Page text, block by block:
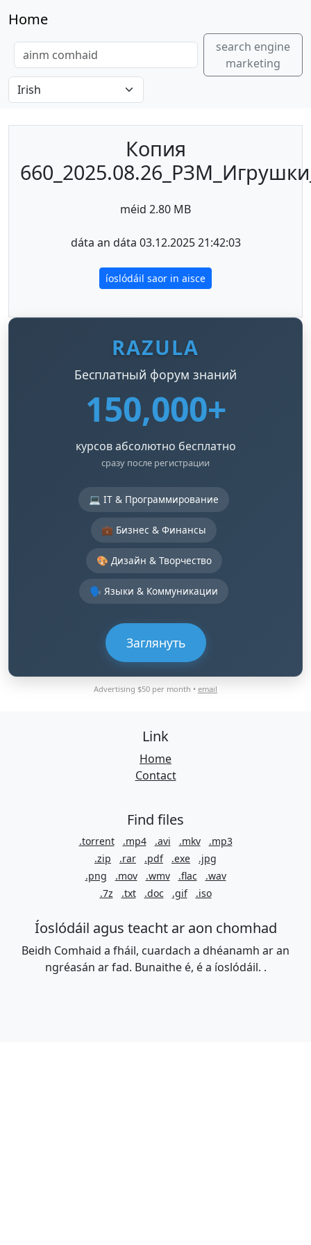
Home
search engine
marketing
Копия
méid 2.80 MB
dáta an dáta 03.12.2025 21:42:03
íoslódáil saor in aisce
RAZULA
Бесплатный форум знаний
150,000+
курсов абсолютно бесплатно
сразу после регистрации
💻 IT & Программирование
💼 Бизнес & Финансы
🎨 Дизайн & Творчество
🗣️ Языки & Коммуникации
Заглянуть
Advertising $50 per month • email
Link
Home
Contact
Find files
.torrent .mp4 .avi .mkv
.mp3
.zip
.rar .pdf .exe
.jpg
.png
.mov .wmv .flac
.wav
.7z
.txt .doc .gif .iso
Íoslódáil agus teacht ar aon chomhad
Beidh Comhaid a fháil, cuardach a dhéanamh ar an
ngréasán ar fad. Bunaithe é, é a íoslódáil. .